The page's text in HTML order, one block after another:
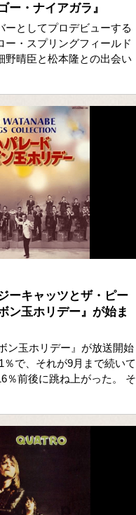
ー・ナイアガラ』
ーとしてプロデビューする
ー・スプリングフィールド
野晴臣と松本隆との出会い
ーキャッツとザ・ピー
ン玉ホリデー』が始ま
ン玉ホリデー』が放送開始
％で、それが9月まで続いて
％前後に跳ね上がった。 そ